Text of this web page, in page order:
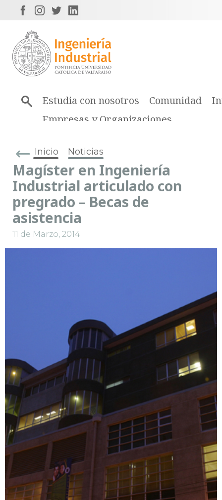
Estudia con nosotros Comunidad
Empresas y Organizaciones
Inicio Noticias
Magíster en Ingeniería
Industrial articulado con
pregrado – Becas de
asistencia
11 de Marzo, 2014